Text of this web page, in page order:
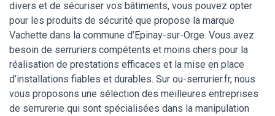
divers et de sécuriser vos bâtiments, vous pouvez opter
pour les produits de sécurité que propose la marque
Vachette dans la commune d’Epinay-sur-Orge. Vous avez
besoin de serruriers compétents et moins chers pour la
réalisation de prestations efficaces et la mise en place
d’installations fiables et durables. Sur ou-serrurier.fr, nous
vous proposons une sélection des meilleures entreprises
de serrurerie qui sont spécialisées dans la manipulation